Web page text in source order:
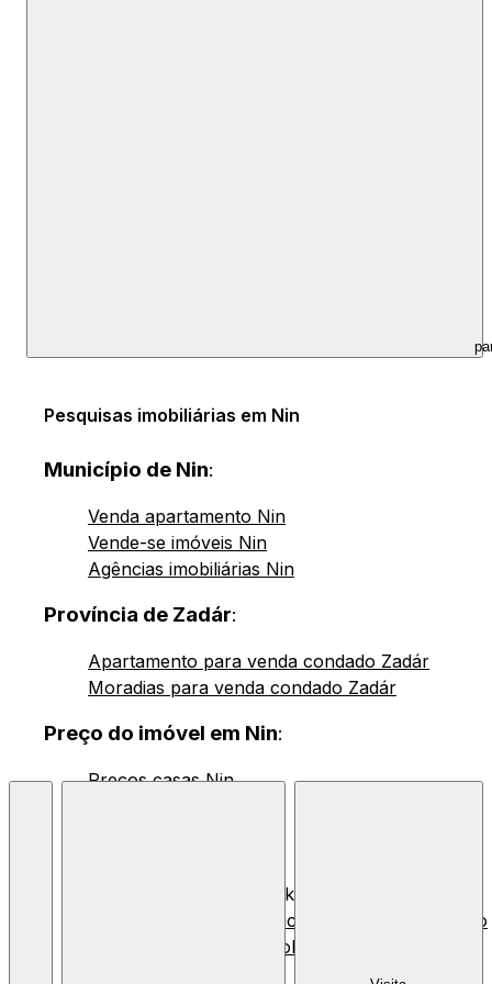
Pesquisas imobiliárias em Nin
Município de Nin:
Venda apartamento Nin
Vende-se imóveis Nin
Agências imobiliárias Nin
Província de Zadár:
Apartamento para venda condado Zadár
Moradias para venda condado Zadár
Preço do imóvel em Nin:
Preços casas Nin
© 2026 Nekretnine.hr |
Política de Privacidade
Uso
de Cookies